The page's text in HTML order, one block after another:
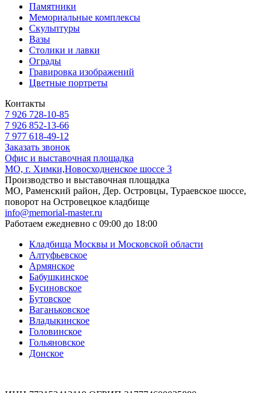
Памятники
Мемориальные комплексы
Скульптуры
Вазы
Столики и лавки
Ограды
Гравировка изображений
Цветные портреты
Контакты
7 926 728-10-85
7 926 852-13-66
7 977 618-49-12
Заказать звонок
Офис и выставочная площадка
МО, г. Химки,Новосходненское шоссе 3
Производство и выставочная площадка
МО, Раменский район, Дер. Островцы, Тураевское шоссе,
поворот на Островецкое кладбище
info@memorial-master.ru
Работаем ежедневно с 09:00 до 18:00
Кладбища Москвы и Московской области
Алтуфьевское
Армянское
Бабушкинское
Бусиновское
Бутовское
Ваганьковское
Владыкинское
Головинское
Гольяновское
Донское